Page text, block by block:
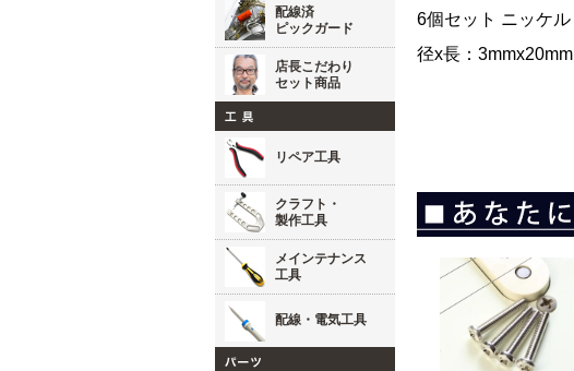
配線済
ピックガード
店長こだわり
セット商品
リペア工具
クラフト・
製作工具
メインテナンス
工具
配線・電気工具
6個セット ニッケル
径x長：3mmx20mm